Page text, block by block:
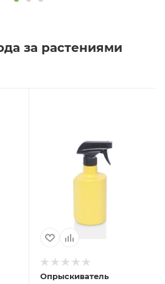
за растениями
Опрыскиватель